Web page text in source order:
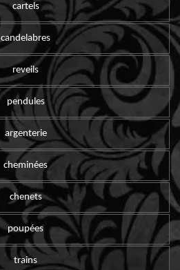
cartels
candelabres
reveils
pendules
argenterie
cheminées
chenets
poupées
trains